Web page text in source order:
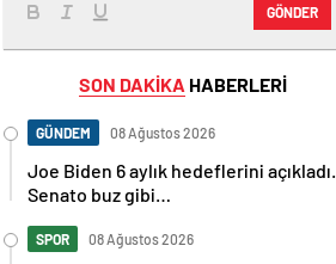
GÖNDER
SON DAKİKA HABERLERİ
GÜNDEM 08 Ağustos 2026
Joe Biden 6 aylık hedeflerini açıkladı.
Senato buz gibi…
SPOR 08 Ağustos 2026